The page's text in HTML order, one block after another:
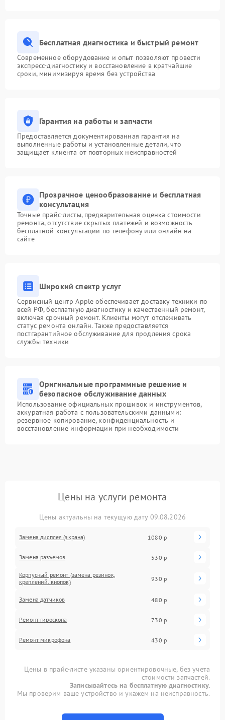
Бесплатная диагностика и быстрый ремонт
Современное оборудование и опыт позволяют провести
экспресс-диагностику и восстановление в кратчайшие
сроки, минимизируя время без устройства
Гарантия на работы и запчасти
Предоставляется документированная гарантия на
выполненные работы и установленные детали, что
защищает клиента от повторных неисправностей
Прозрачное ценообразование и бесплатная
консультация
Точные прайс-листы, предварительная оценка стоимости
ремонта, отсутствие скрытых платежей и возможность
бесплатной консультации по телефону или онлайн на
сайте
Широкий спектр услуг
Сервисный центр Apple обеспечивает доставку техники по
всей РФ, бесплатную диагностику и качественный ремонт,
включая срочный ремонт. Клиенты могут отслеживать
статус ремонта онлайн. Также предоставляется
постгарантийное обслуживание для продления срока
службы техники
Оригинальные программные решение и
безопасное обслуживание данных
Использование официальных прошивок и инструментов,
аккуратная работа с пользовательскими данными:
резервное копирование, конфиденциальность и
восстановление информации при необходимости
Цены на услуги ремонта
Цены актуальны на текущую дату 09.08.2026
Замена дисплея (экрана) 1080 р
Замена разъемов 530 р
Корпусный ремонт (замена резинок,
креплений, кнопок)
930 р
Замена датчиков 480 р
Ремонт гироскопа 730 р
Ремонт микрофона 430 р
Цены в прайс-листе указаны ориентировочные, без учета
стоимости запчастей.
Записывайтесь на бесплатную диагностику.
Мы проверим ваше устройство и укажем на неисправность.